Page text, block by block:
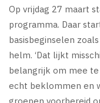
Op vrijdag 27 maart
programma. Daar
basisbeginselen
helm. ‘Dat lijkt
belangrijk om mee te
echt beklommen en